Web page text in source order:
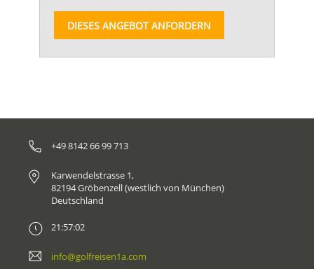
DIESES ANGEBOT ANFORDERN
+49 8142 66 99 713
Karwendelstrasse 1,
82194 Gröbenzell (westlich von München)
Deutschland
21:57:02
info@golfreisen1a.com